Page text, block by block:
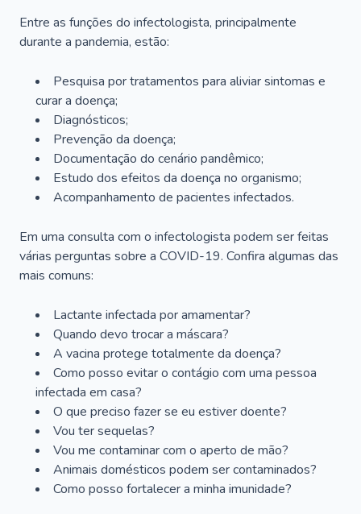
Entre as funções do infectologista, principalmente
durante a pandemia, estão:
Pesquisa por tratamentos para aliviar sintomas e
curar a doença;
Diagnósticos;
Prevenção da doença;
Documentação do cenário pandêmico;
Estudo dos efeitos da doença no organismo;
Acompanhamento de pacientes infectados.
Em uma consulta com o infectologista podem ser feitas
várias perguntas sobre a COVID-19. Confira algumas das
mais comuns:
Lactante infectada por amamentar?
Quando devo trocar a máscara?
A vacina protege totalmente da doença?
Como posso evitar o contágio com uma pessoa
infectada em casa?
O que preciso fazer se eu estiver doente?
Vou ter sequelas?
Vou me contaminar com o aperto de mão?
Animais domésticos podem ser contaminados?
Como posso fortalecer a minha imunidade?